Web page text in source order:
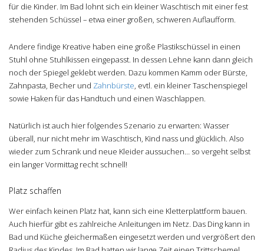
für die Kinder. Im Bad lohnt sich ein kleiner Waschtisch mit einer fest
stehenden Schüssel – etwa einer großen, schweren Auflaufform.
Andere findige Kreative haben eine große Plastikschüssel in einen
Stuhl ohne Stuhlkissen eingepasst. In dessen Lehne kann dann gleich
noch der Spiegel geklebt werden. Dazu kommen Kamm oder Bürste,
Zahnpasta, Becher und Zahnbürste, evtl. ein kleiner Taschenspiegel
sowie Haken für das Handtuch und einen Waschlappen.
Natürlich ist auch hier folgendes Szenario zu erwarten: Wasser
überall, nur nicht mehr im Waschtisch, Kind nass und glücklich. Also
wieder zum Schrank und neue Kleider aussuchen… so vergeht selbst
ein langer Vormittag recht schnell!
Platz schaffen
Wer einfach keinen Platz hat, kann sich eine Kletterplattform bauen.
Auch hierfür gibt es zahlreiche Anleitungen im Netz. Das Ding kann in
Bad und Küche gleichermaßen eingesetzt werden und vergrößert den